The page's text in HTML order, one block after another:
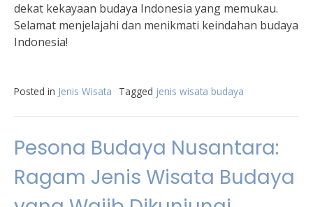
dekat kekayaan budaya Indonesia yang memukau.
Selamat menjelajahi dan menikmati keindahan budaya
Indonesia!
Posted in Jenis Wisata Tagged jenis wisata budaya
Pesona Budaya Nusantara:
Ragam Jenis Wisata Budaya